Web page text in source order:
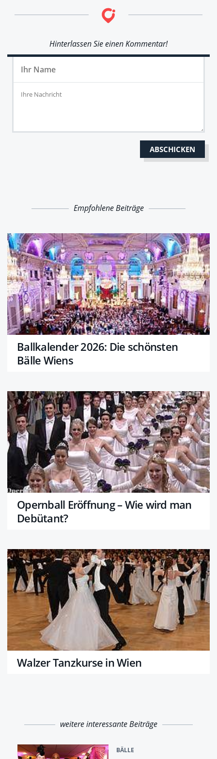
Hinterlassen Sie einen Kommentar!
Empfohlene Beiträge
Ballkalender 2026: Die schönsten
Bälle Wiens
Opernball Eröffnung – Wie wird man
Debütant?
Walzer Tanzkurse in Wien
weitere interessante Beiträge
BÄLLE